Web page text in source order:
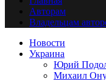
Авторам
Владельцам
Новости
Украина
Юрий
Михаил